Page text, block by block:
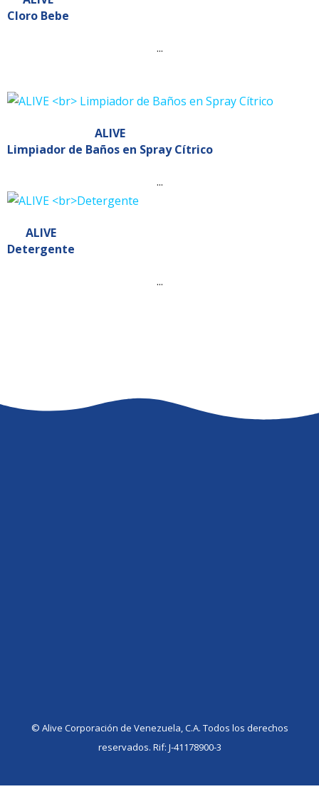
Cloro Bebe
...
ALIVE
Limpiador de Baños en Spray Cítrico
...
ALIVE
Detergente
...
©️ Alive Corporación de Venezuela, C.A. Todos los derechos
reservados. Rif: J-41178900-3